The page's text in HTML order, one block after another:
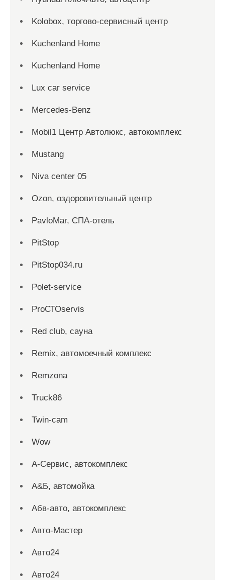
Kolobox, торгово-сервисный центр
Kuchenland Home
Kuchenland Home
Lux car service
Mercedes-Benz
Mobil1 Центр Автолюкс, автокомплекс
Mustang
Niva center 05
Ozon, оздоровительный центр
PavloMar, СПА-отель
PitStop
PitStop034.ru
Polet-service
ProСТОservis
Red сlub, сауна
Remix, автомоечный комплекс
Remzona
Truck86
Twin-cam
Wow
А-Сервис, автокомплекс
А&Б, автомойка
Абв-авто, автокомплекс
Авто-Мастер
Авто24
Авто24